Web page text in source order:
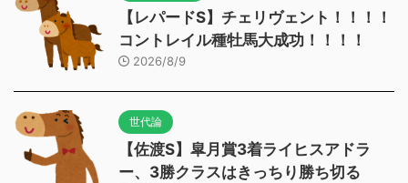
【レパードS】チェリヴェント！！！！
コントレイル種牡馬大成功！！！！
2026/8/9
世代論
【佐渡S】皐月賞3着ライヒスアドラ
ー、3勝クラスはきっちり勝ち切る